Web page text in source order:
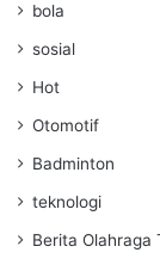
bola
sosial
Hot
Otomotif
Badminton
teknologi
Berita Olahraga